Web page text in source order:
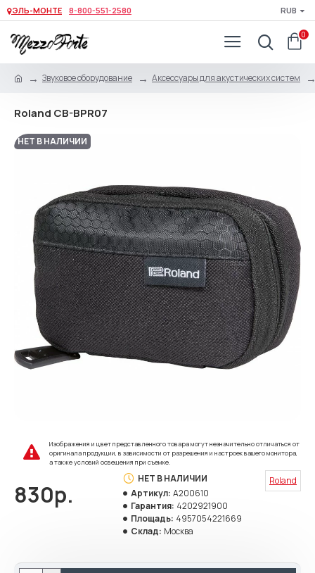
ЭЛЬ-МОНТЕ 8-800-551-2580 RUB
0
Звуковое оборудование Аксессуары для акустических систем
Roland CB-BPR07
НЕТ В НАЛИЧИИ
Изображения и цвет представленного товара могут незначительно отличаться от
оригинала продукции, в зависимости от разрешения и настроек вашего монитора,
а также условий освещения при съемке.
830р.
НЕТ В НАЛИЧИИ
Артикул: A200610
Гарантия: 4202921900
Площадь: 4957054221669
Склад: Москва
Roland